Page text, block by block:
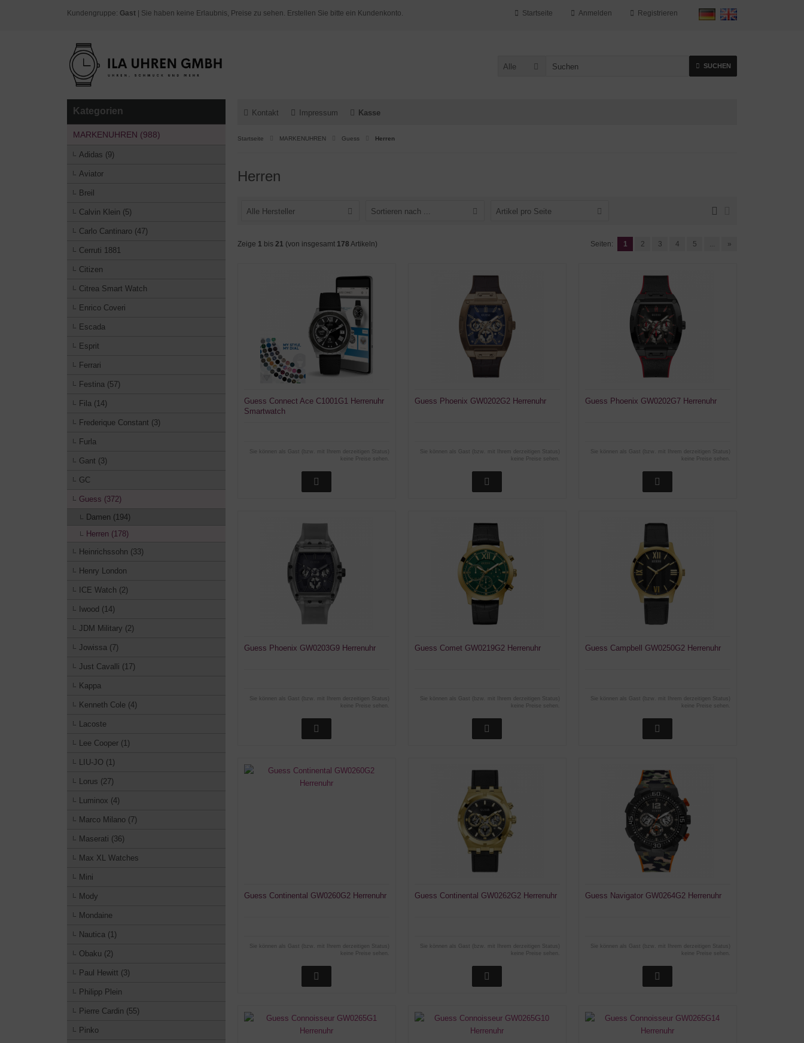
Kundengruppe: Gast | Sie haben keine Erlaubnis, Preise zu sehen. Erstellen Sie bitte ein Kundenkonto. Registrieren
Anmelden
Startseite
Alle SUCHEN
Kontakt Impressum Kasse
Startseite MARKENUHREN Guess Herren
Herren
Alle Hersteller Sortieren nach ... Artikel pro Seite
Zeige 1 bis 21 (von insgesamt 178 Artikeln) Seiten: 1 2 3 4 5 ... »
Guess Connect Ace C1001G1 Herrenuhr
Smartwatch
Sie können als Gast (bzw. mit Ihrem derzeitigen Status)
keine Preise sehen.
Guess Phoenix GW0202G2 Herrenuhr
Sie können als Gast (bzw. mit Ihrem derzeitigen Status)
keine Preise sehen.
Guess Phoenix GW0202G7 Herrenuhr
Sie können als Gast (bzw. mit Ihrem derzeitigen Status)
keine Preise sehen.
Guess Phoenix GW0203G9 Herrenuhr
Sie können als Gast (bzw. mit Ihrem derzeitigen Status)
keine Preise sehen.
Guess Comet GW0219G2 Herrenuhr
Sie können als Gast (bzw. mit Ihrem derzeitigen Status)
keine Preise sehen.
Guess Campbell GW0250G2 Herrenuhr
Sie können als Gast (bzw. mit Ihrem derzeitigen Status)
keine Preise sehen.
Guess Continental GW0260G2 Herrenuhr
Sie können als Gast (bzw. mit Ihrem derzeitigen Status)
keine Preise sehen.
Guess Continental GW0262G2 Herrenuhr
Sie können als Gast (bzw. mit Ihrem derzeitigen Status)
keine Preise sehen.
Guess Navigator GW0264G2 Herrenuhr
Sie können als Gast (bzw. mit Ihrem derzeitigen Status)
keine Preise sehen.
Kategorien
MARKENUHREN (988)
Adidas (9)
Aviator
Breil
Calvin Klein (5)
Carlo Cantinaro (47)
Cerruti 1881
Citizen
Citrea Smart Watch
Enrico Coveri
Escada
Esprit
Ferrari
Festina (57)
Fila (14)
Frederique Constant (3)
Furla
Gant (3)
GC
Guess (372)
Damen (194)
Herren (178)
Heinrichssohn (33)
Henry London
ICE Watch (2)
Iwood (14)
JDM Military (2)
Jowissa (7)
Just Cavalli (17)
Kappa
Kenneth Cole (4)
Lacoste
Lee Cooper (1)
LIU-JO (1)
Lorus (27)
Luminox (4)
Marco Milano (7)
Maserati (36)
Max XL Watches
Mini
Mody
Mondaine
Nautica (1)
Obaku (2)
Paul Hewitt (3)
Philipp Plein
Pierre Cardin (55)
Pinko